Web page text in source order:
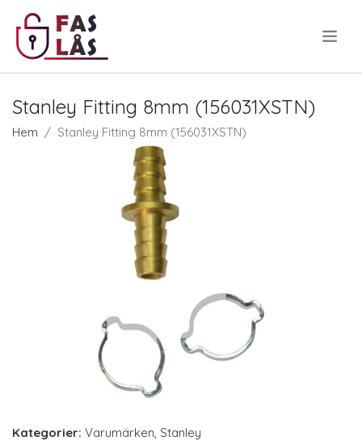
Stanley Fitting 8mm (156031XSTN)
Hem Stanley Fitting 8mm (156031XSTN)
Kategorier: Varumärken Stanley